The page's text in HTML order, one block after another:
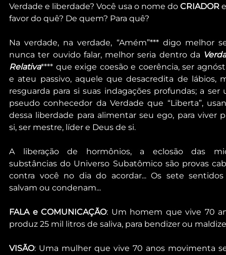
Verdade e liberdade? Você usa o nome do CRIADOR
favor do quê? De quem? Para quê?
Na verdade, na verdade, “Amém”*** digo melhor
nunca ter ouvido falar, melhor seria dentro da
Relativa**** que exige coesão e coerência, ser
e ateu passivo, aquele que desacredita de lábios,
resguarda para si suas indagações profundas; a ser
pseudo conhecedor da Verdade que “Liberta”,
dessa liberdade para alimentar seu ego, para viver
si, ser mestre, líder e Deus de si.
A liberação de hormônios, a eclosão das
substâncias do Universo Subatômico são provas
contra você no dia do acordar... Os sete
salvam ou condenam...
FALA e COMUNICAÇÃO: Um homem que vive 70
produz 25 mil litros de saliva, para bendizer ou
VISÃO: Uma mulher que vive 70 anos movimenta